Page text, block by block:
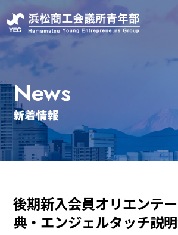
News
新着情報
後期新入会員オリエンテ
典・エンジェルタッチ説